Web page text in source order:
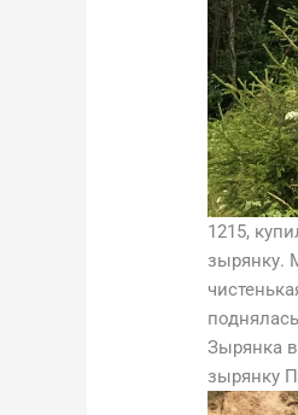
1215,
зырянку.
Зырянка
зырянку